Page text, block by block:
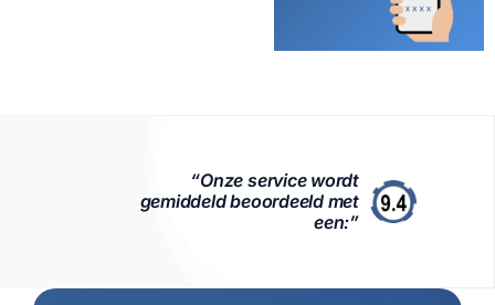
“Onze service wordt
gemiddeld beoordeeld met
een:”